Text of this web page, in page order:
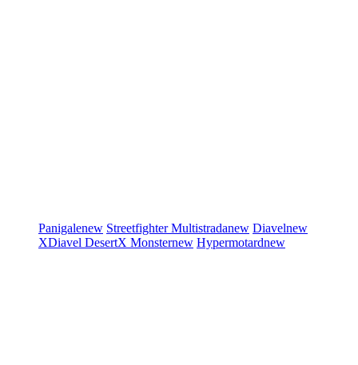
Panigalenew StreetfighterMultistradanew Diavelnew
XDiavel DesertX Monsternew Hypermotardnew